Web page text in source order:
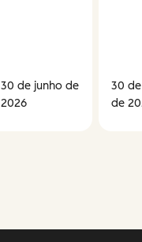
30 de junho de
2026
30
de